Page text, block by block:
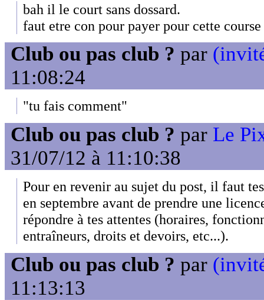
bah il le court sans dossard.
faut etre con pour payer pour cette
Club ou pas club ? par
11:08:24
"tu fais comment"
Club ou pas club ? par Le
31/07/12 à 11:10:38
Pour en revenir au sujet du post, il faut
en septembre avant de prendre une
répondre à tes attentes (horaires,
entraîneurs, droits et devoirs, etc...).
Club ou pas club ? par
11:13:13